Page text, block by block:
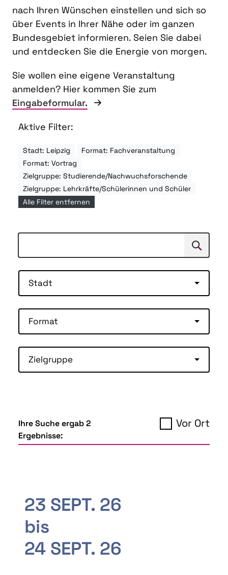
nach Ihren Wünschen einstellen und sich so
über Events in Ihrer Nähe oder im ganzen
Bundesgebiet informieren. Seien Sie dabei
und entdecken Sie die Energie von morgen.
Sie wollen eine eigene Veranstaltung
anmelden? Hier kommen Sie zum
Eingabeformular.
Aktive Filter:
Stadt: Leipzig
Format: Fachveranstaltung
Format: Vortrag
Zielgruppe: Studierende/Nachwuchsforschende
Zielgruppe: Lehrkräfte/Schülerinnen und Schüler
Alle Filter entfernen
Suchen
Stadt
Format
Zielgruppe
Ihre Suche ergab 2
Ergebnisse:
Vor Ort
23 SEPT. 26
bis
24 SEPT. 26